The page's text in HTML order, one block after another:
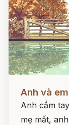
Anh và
Anh cầm
mẹ mất,